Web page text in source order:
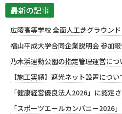
最新の記事
広陵高等学校 全面人工芝グラウン
福山平成大学合同企業説明会 参加
乃木浜運動公園の指定管理運営につ
【施工実績】遮光ネット設置につい
「健康経営優良法人2026」に認定さ
「スポーツエールカンパニー2026